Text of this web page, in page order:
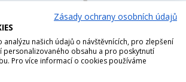
Zásady ochrany osobních údajů
analýzu našich údajů o návštěvnících, pro zlepšení
personalizovaného obsahu a pro poskytnutí
Pro více informací o cookies používáme